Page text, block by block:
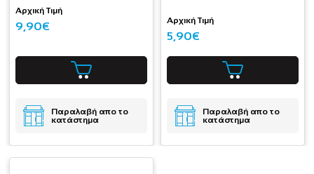
Αρχική Τιμή
9,90€
Παραλαβή απο το
κατάστημα
Αρχική Τιμή
5,90€
Παραλαβή απο το
κατάστημα